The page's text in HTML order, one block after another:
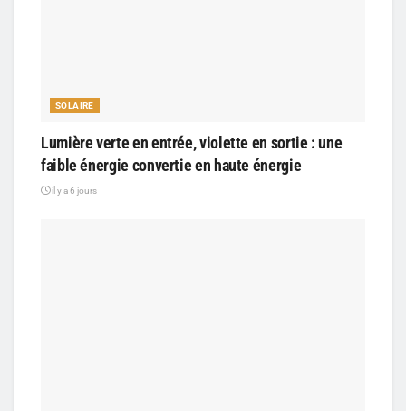
SOLAIRE
Lumière verte en entrée, violette en sortie : une
faible énergie convertie en haute énergie
il y a 6 jours